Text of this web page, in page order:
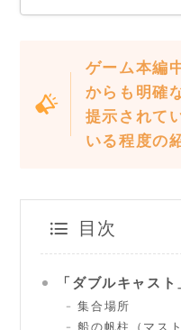
ゲーム本編
からも明確
提示されて
いる程度の
目次
「ダブルキャス
集合場所
船の帆柱（マスト